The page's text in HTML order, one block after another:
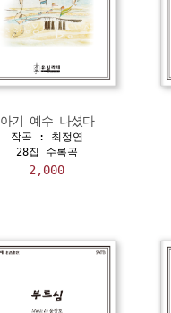
아기 예수 나셨다
작곡 : 최정연
28집 수록곡
2,000